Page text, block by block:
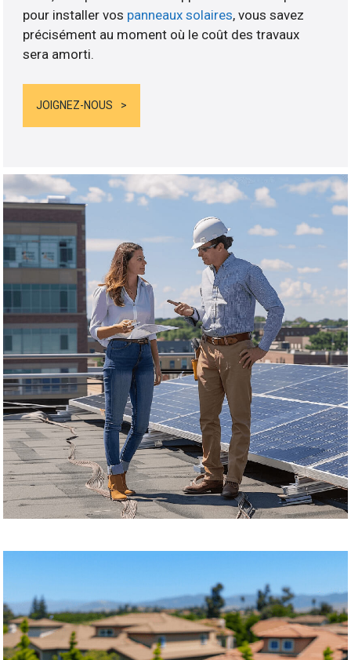
pour installer vos panneaux solaires, vous savez
précisément au moment où le coût des travaux
sera amorti.
JOIGNEZ-NOUS